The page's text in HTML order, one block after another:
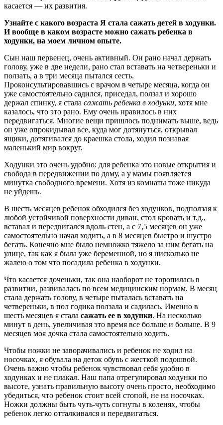
касается — их развития.
Узнайте с какого возраста Я стала сажать детей в ходунки.
И вообще в каком возрасте можно сажать ребенка в
ходунки, на моем личном опыте.
Сын наш первенец, очень активный. Он рано начал держать
голову, уже в две недели, рано стал вставать на четвереньки и
ползать, а в три месяца пытался сесть.
Проконсультировавшись с врачом в четыре месяца, когда он
уже самостоятельно садился, приседал, ползал и хорошо
держал спинку, я стала сажать ребенка в ходунки, хотя мне
казалось, что это рано. Ему очень нравилось в них
передвигаться. Многие вещи пришлось поднимать выше, ведь
он уже опрокидывал все, куда мог дотянуться, открывал
ящики, дотягивался до краешка стола, ходил познавая
маленький мир вокруг.
Ходунки это очень удобно: для ребенка это новые открытия и
свобода в передвижении по дому, а у мамы появляется
минутка свободного времени. Хотя из комнаты тоже никуда
не уйдешь.
В шесть месяцев ребенок обходился без ходунков, подползая к
любой устойчивой поверхности диван, стол кровать и т.д.,
вставал и передвигался вдоль стен, а с 7,5 месяцев он уже
самостоятельно начал ходить, а в 8 месяцев быстро и шустро
бегать. Конечно мне было немножко тяжело за ним бегать на
улице, так как я была уже беременной, но я нисколько не
жалею о том что посадила ребенка в ходунки.
Что касается доченьки, так она наоборот не торопилась в
развитии, развивалась по всем медицинским нормам. В месяц
стала держать голову, в четыре пыталась вставать на
четвереньки, в пол годика ползала и садилась. Именно в
шесть месяцев я стала сажать ее в ходунки. На несколько
минут в день, увеличивая это время все больше и больше. В 9
месяцев моя дочка стала самостоятельно ходить.
Чтобы ножки не заворачивались и ребенок не ходил на
носочках, я обувала на деток обувь с жесткой подошвой.
Очень важно чтобы ребенок чувствовал себя удобно в
ходунках и не плакал. Наш папа отрегулировал ходунки по
высоте, узнать правильную высоту очень просто, необходимо
убедиться, что ребенок стоит всей стопой, не на носочках.
Ножки должны быть чуть-чуть согнуты в коленях, чтобы
ребенок легко отталкивался и передвигаться.